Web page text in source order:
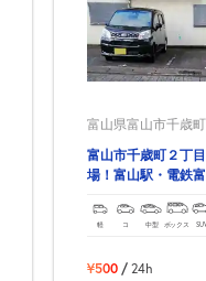
富山県富山市千歳
富山市千歳町２丁
場！富山駅・電鉄
軽 コ 中型 ボックス
¥500 / 24h